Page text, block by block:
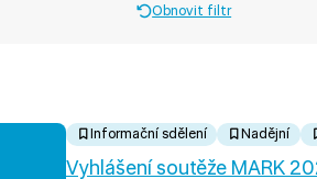
Obnovit filtr
Informační sdělení Nadějní
Vyhlášení soutěže MARK